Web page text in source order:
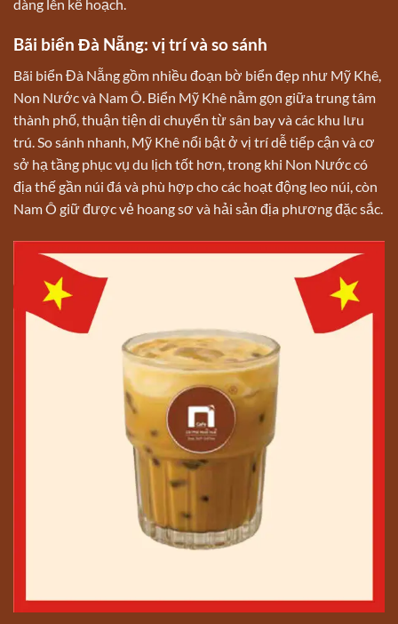
dàng lên kế hoạch.
Bãi biển Đà Nẵng: vị trí và so sánh
Bãi biển Đà Nẵng gồm nhiều đoạn bờ biển đẹp như Mỹ Khê,
Non Nước và Nam Ô. Biển Mỹ Khê nằm gọn giữa trung tâm
thành phố, thuận tiện di chuyển từ sân bay và các khu lưu
trú. So sánh nhanh, Mỹ Khê nổi bật ở vị trí dễ tiếp cận và cơ
sở hạ tầng phục vụ du lịch tốt hơn, trong khi Non Nước có
địa thế gần núi đá và phù hợp cho các hoạt động leo núi, còn
Nam Ô giữ được vẻ hoang sơ và hải sản địa phương đặc sắc.